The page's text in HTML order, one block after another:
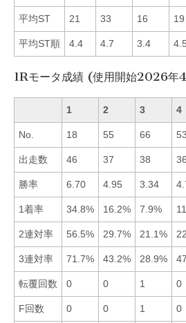
平均ST 21 33 16 19
平均ST順 4.4 4.7 3.4 4.5
1Rモータ成績 (使用開始2026年
1 2 3 4
No. 18 55 66 53
出走数 46 37 38 36
勝率 6.70 4.95 3.34
1着率 34.8% 16.2% 7.9%
2連対率 56.5% 29.7% 21.1%
3連対率 71.7% 43.2% 28.9%
転覆回数 0 0 1 0
F回数 0 0 1 0